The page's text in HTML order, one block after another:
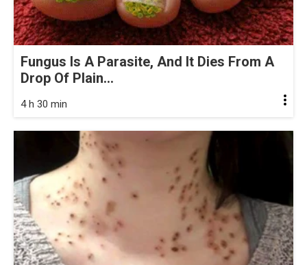
Fungus Is A Parasite, And It Dies From A
Drop Of Plain...
4 h 30 min